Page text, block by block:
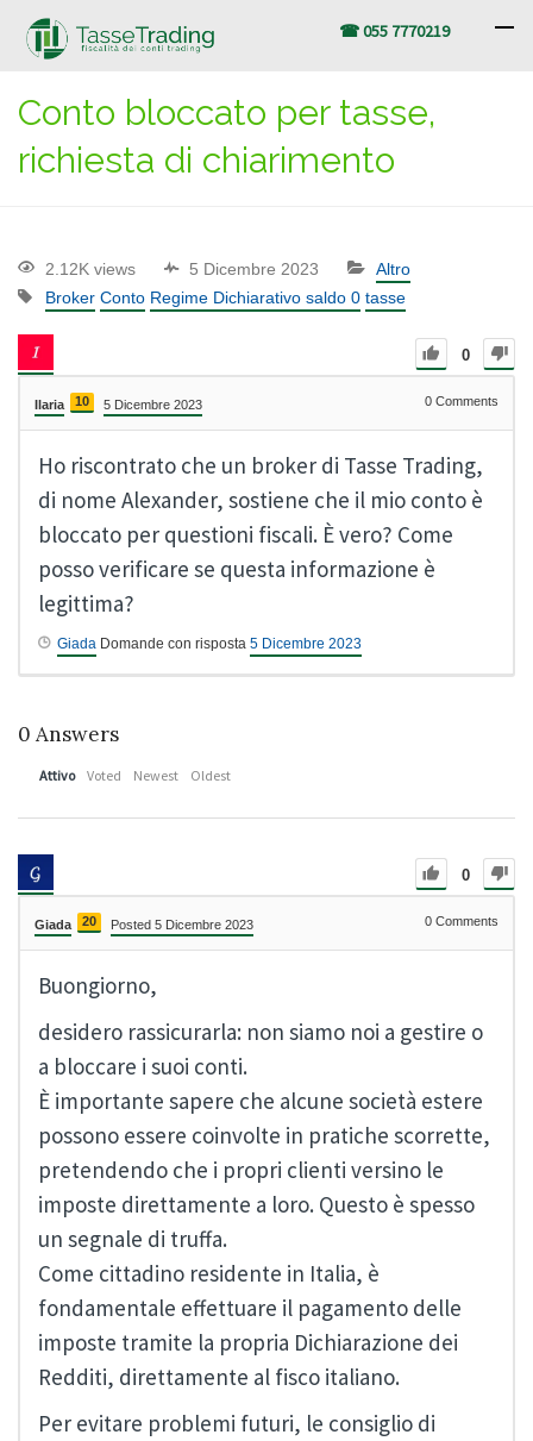
☎ 055 7770219
Conto bloccato per tasse,
richiesta di chiarimento
2.12K views 5 Dicembre 2023
Altro
Broker Conto Regime Dichiarativo saldo 0 tasse
0
Ilaria 10 5 Dicembre 2023 0 Comments
Ho riscontrato che un broker di Tasse Trading,
di nome Alexander, sostiene che il mio conto è
bloccato per questioni fiscali. È vero? Come
posso verificare se questa informazione è
legittima?
Giada Domande con risposta 5 Dicembre 2023
0 Answers
Attivo Voted Newest Oldest
0
Giada 20 Posted 5 Dicembre 2023 0 Comments
Buongiorno,
desidero rassicurarla: non siamo noi a gestire o
a bloccare i suoi conti.
È importante sapere che alcune società estere
possono essere coinvolte in pratiche scorrette,
pretendendo che i propri clienti versino le
imposte direttamente a loro. Questo è spesso
un segnale di truffa.
Come cittadino residente in Italia, è
fondamentale effettuare il pagamento delle
imposte tramite la propria Dichiarazione dei
Redditi, direttamente al fisco italiano.
Per evitare problemi futuri, le consiglio di